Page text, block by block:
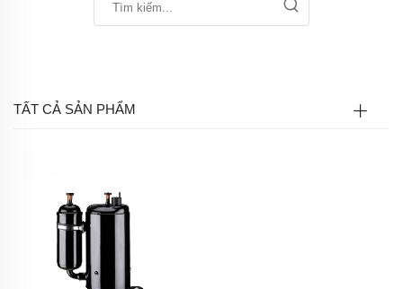
TẤT CẢ SẢN PHẨM